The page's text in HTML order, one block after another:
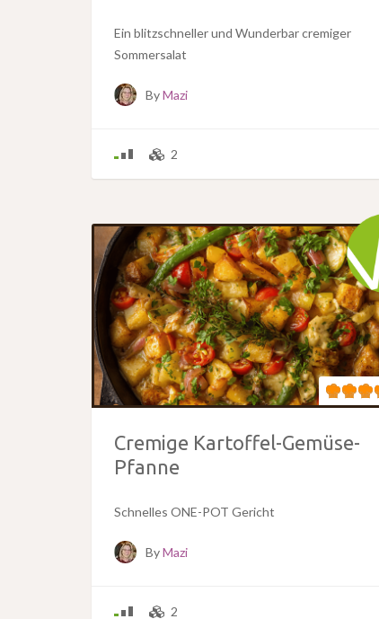
Ein blitzschneller und Wunderbar cremiger
Sommersalat
ByMazi
2
Cremige Kartoffel-Gemüse-
Pfanne
Schnelles ONE-POT Gericht
ByMazi
2